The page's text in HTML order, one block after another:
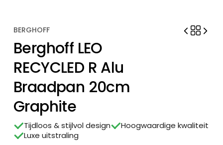
BERGHOFF
Berghoff LEO
RECYCLED R Alu
Braadpan 20cm
Graphite
Tijdloos & stijlvol design
Hoogwaardige kwaliteit
Luxe uitstraling